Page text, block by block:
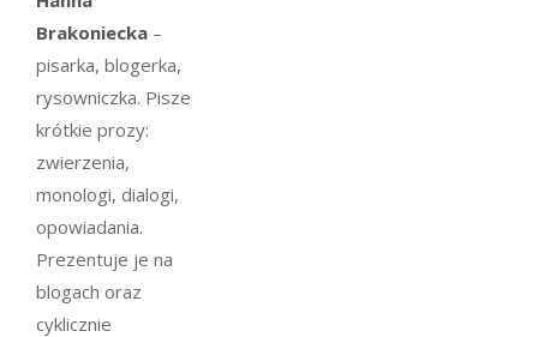
Brakoniecka –
pisarka, blogerka,
rysowniczka. Pisze
krótkie prozy:
zwierzenia,
monologi, dialogi,
opowiadania.
Prezentuje je na
blogach oraz
cyklicznie